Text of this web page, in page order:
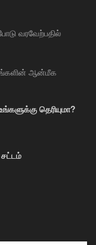
வரவேற்பதில்
ஆன்மீக
தெரியுமா?
சட்டம்